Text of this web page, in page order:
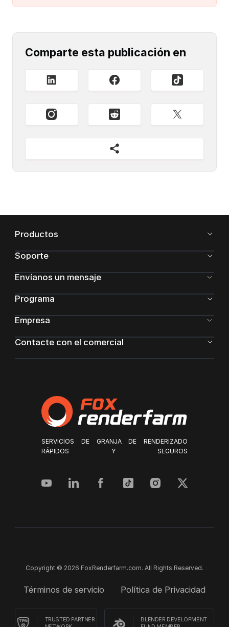
Comparte esta publicación en
SERVICIOS DE GRANJA DE RENDERIZADO
RÁPIDOS Y SEGUROS
Productos
Soporte
Envíanos un mensaje
Programa
Empresa
Contacte con el comercial
Copyright © 2026 FoxRenderfarm.com. All Rights Reserved.
Términos de servicio Política de Privacidad
TRUSTED PARTNER
BLENDER DEVELOPMENT